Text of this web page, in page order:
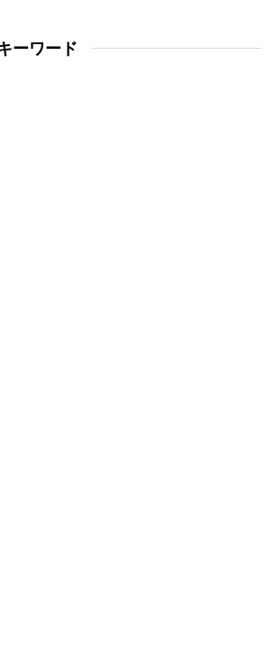
ーワード